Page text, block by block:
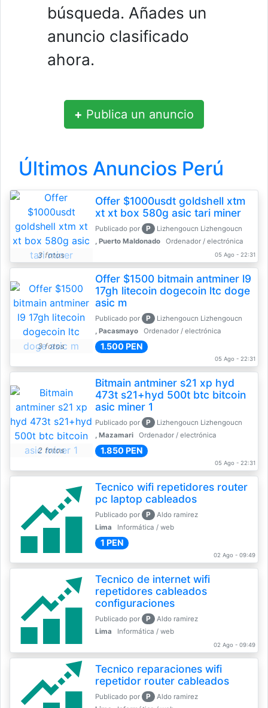
búsqueda. Añades un
anuncio clasificado
ahora.
+ Publica un anuncio
Últimos Anuncios Perú
3 fotos
Offer $1000usdt goldshell xtm
xt xt box 580g asic tari miner
Publicado por P
Lizhengoucn Lizhengoucn
, Puerto Maldonado
Ordenador / electrónica
05 Ago - 22:31
3 fotos
Offer $1500 bitmain antminer l9
17gh litecoin dogecoin ltc doge
asic m
Publicado por P
Lizhengoucn Lizhengoucn
, Pacasmayo
Ordenador / electrónica
1.500 PEN
05 Ago - 22:31
2 fotos
Bitmain antminer s21 xp hyd
473t s21+hyd 500t btc bitcoin
asic miner 1
Publicado por P
Lizhengoucn Lizhengoucn
, Mazamari
Ordenador / electrónica
1.850 PEN
05 Ago - 22:31
Tecnico wifi repetidores router
pc laptop cableados
Publicado por P
Aldo ramirez
Lima
Informática / web
1 PEN
02 Ago - 09:49
Tecnico de internet wifi
repetidores cableados
configuraciones
Publicado por P
Aldo ramirez
Lima
Informática / web
02 Ago - 09:49
Tecnico reparaciones wifi
repetidor router cableados
Publicado por P
Aldo ramirez